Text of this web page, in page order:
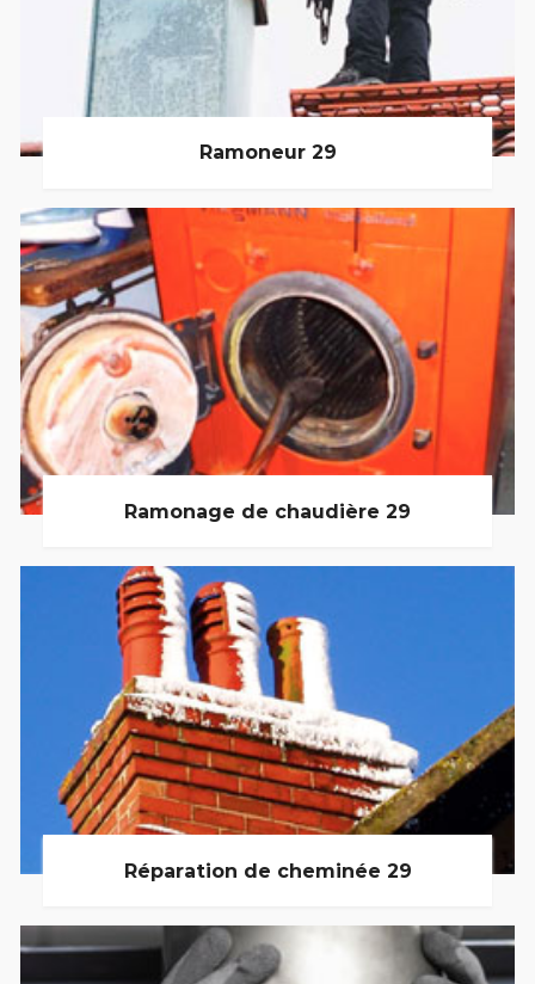
Ramoneur 29
Ramonage de chaudière 29
Réparation de cheminée 29